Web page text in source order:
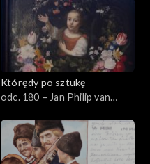
Którędy po sztukę
odc. 180 – Jan Philip van